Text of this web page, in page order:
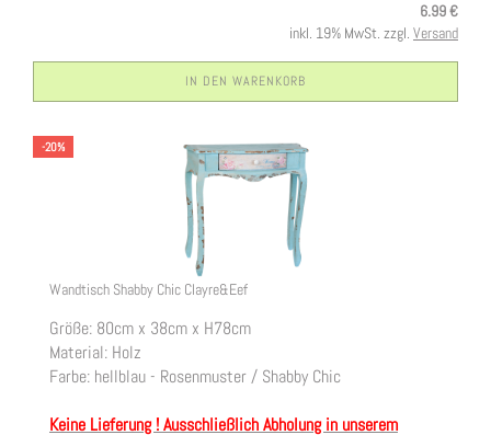
6.99 €
inkl. 19% MwSt. zzgl. Versand
IN DEN WARENKORB
-20%
Wandtisch Shabby Chic Clayre&Eef
Größe: 80cm x 38cm x H78cm
Material: Holz
Farbe: hellblau - Rosenmuster / Shabby Chic
Keine Lieferung ! Ausschließlich Abholung in unserem